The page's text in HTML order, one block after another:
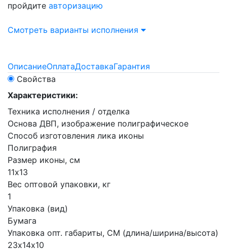
пройдите авторизацию
Смотреть варианты исполнения
ОписаниеОплатаДоставкаГарантия
Свойства
Характеристики:
Техника исполнения / отделка
Основа ДВП, изображение полиграфическое
Способ изготовления лика иконы
Полиграфия
Размер иконы, см
11х13
Вес оптовой упаковки, кг
1
Упаковка (вид)
Бумага
Упаковка опт. габариты, СМ (длина/ширина/высота)
23х14х10